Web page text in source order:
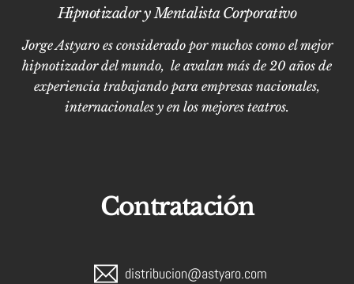
Hipnotizador y Mentalista Corporativo
Jorge Astyaro es considerado por muchos como el mejor
hipnotizador del mundo, le avalan más de 20 años de
experiencia trabajando para empresas nacionales,
internacionales y en los mejores teatros.
Contratación
distribucion@astyaro.com